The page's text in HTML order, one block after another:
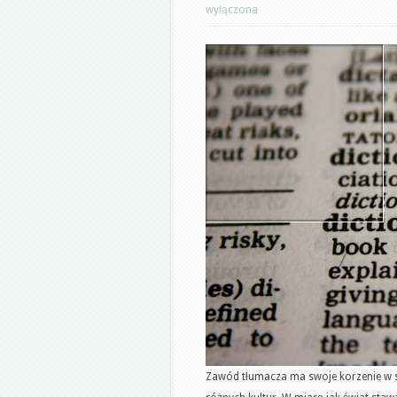
wyłączona
Zawód tłumacza ma swoje korzenie